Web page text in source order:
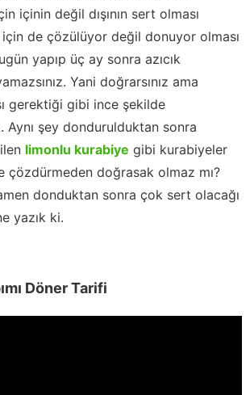
içinin değil dışının sert olması
de çözülüyor değil donuyor olması
yapıp üç ay sonra azıcık
Yani doğrarsınız ama
gerektiği gibi ince şekilde
Aynı şey dondurulduktan sonra
limonlu kurabiye gibi kurabiyeler
çözdürmeden doğrasak olmaz mı?
donduktan sonra çok sert olacağı
yazık ki.
Döner Tarifi